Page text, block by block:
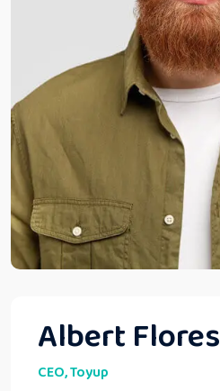
Albert Flores
CEO, Toyup